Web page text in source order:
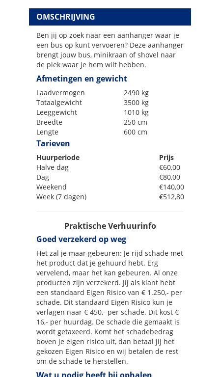
OMSCHRIJVING
Ben jij op zoek naar een aanhanger waar je
een bus op kunt vervoeren? Deze aanhanger
brengt jouw bus, minikraan of shovel naar
de plek waar je hem wilt hebben.
Afmetingen en gewicht
Laadvermogen
2490 kg
Totaalgewicht
3500 kg
Leeggewicht
1010 kg
Breedte
250 cm
Lengte
600 cm
Tarieven
Huurperiode
Prijs
Halve dag
€60,00
Dag
€80,00
Weekend
€140,00
Week (7 dagen)
€512,80
Praktische Verhuurinfo
Goed verzekerd op weg
Het zal je maar gebeuren: Je rijd schade met
het product dat je gehuurd hebt. Erg
vervelend, maar het kan gebeuren. Al onze
producten zijn verzekerd. Jij als klant hebt
een standaard Eigen Risico van € 1.250,- per
schade. Dit standaard Eigen Risico kun je
verlagen naar € 450,- per schade. Dit kost €
16,- per huurdag. De schade die gemaakt is
wordt getaxeerd. Komt het schadebedrag
boven je eigen risico uit, dan betaal jij het
gekozen Eigen Risico en wij betalen de rest
om de schade te herstellen.